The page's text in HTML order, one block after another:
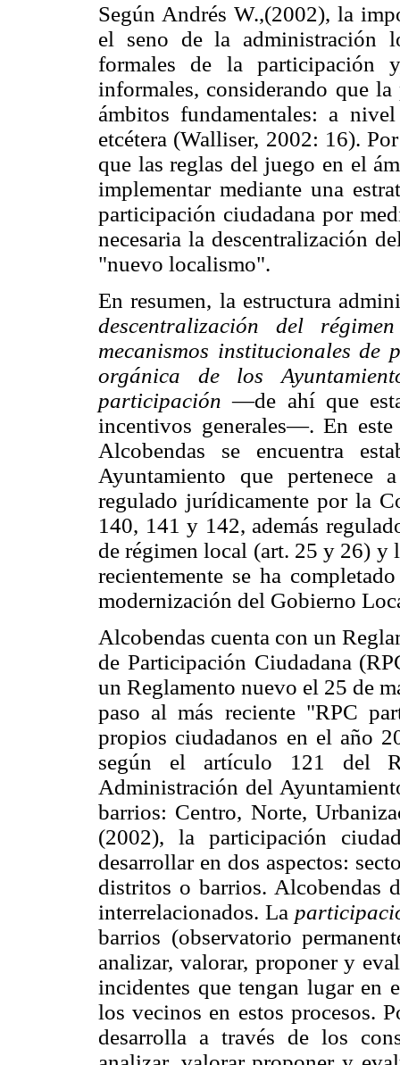
Según Andrés W.,(2002), la
el seno de la administración
formales de la participación
informales, considerando que
ámbitos fundamentales: a
etcétera (Walliser, 2002: 16).
que las reglas del juego en el
implementar mediante una
participación ciudadana por
necesaria la descentralización
"nuevo localismo".
En resumen, la estructura
descentralización del
mecanismos institucionales
orgánica de los
participación —de ahí que
incentivos generales—. En
Alcobendas se encuentra
Ayuntamiento que
regulado jurídicamente por la
140, 141 y 142, además
de régimen local (art. 25 y 26) y
recientemente se ha
modernización del Gobierno
Alcobendas cuenta con un
de Participación Ciudadana
un Reglamento nuevo el 25 de
paso al más reciente "RPC
propios ciudadanos en el año
según el artículo 121 del
Administración del
barrios: Centro, Norte,
(2002), la participación
desarrollar en dos aspectos:
distritos o barrios. Alcobendas
interrelacionados. La
barrios (observatorio
analizar, valorar, proponer y
incidentes que tengan lugar en
los vecinos en estos procesos.
desarrolla a través de los